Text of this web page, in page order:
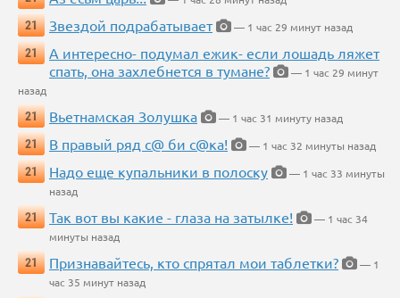
21
Звездой подрабатывает
— 1 час 29 минут назад
21
А интересно- подумал ежик- если лошадь ляжет
спать, она захлебнется в тумане?
— 1 час 29 минут
назад
21
Вьетнамская Золушка
— 1 час 31 минуту назад
21
В правый ряд с@ би с@ка!
— 1 час 32 минуты назад
21
Надо еще купальники в полоску
— 1 час 33 минуты
назад
21
Так вот вы какие - глаза на затылке!
— 1 час 34
минуты назад
21
Признавайтесь, кто спрятал мои таблетки?
— 1
час 35 минут назад